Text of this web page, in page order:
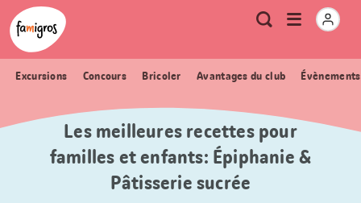
Signets
de
navigation
Header
Logo Métanavigation
RechercheOuvrir
Excursions Concours Bricoler Avantages du club
Les meilleures recettes pour
familles et enfants: Épiphanie &
Pâtisserie sucrée